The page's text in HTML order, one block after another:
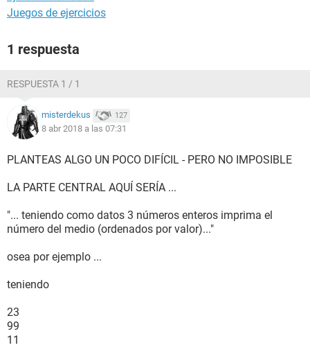
Juegos de ejercicios
1 respuesta
RESPUESTA 1 / 1
misterdekus 127
8 abr 2018 a las 07:31
PLANTEAS ALGO UN POCO DIFÍCIL - PERO NO IMPOSIBLE
LA PARTE CENTRAL AQUÍ SERÍA ...
"... teniendo como datos 3 números enteros imprima el
número del medio (ordenados por valor)..."
osea por ejemplo ...
teniendo
23
99
11